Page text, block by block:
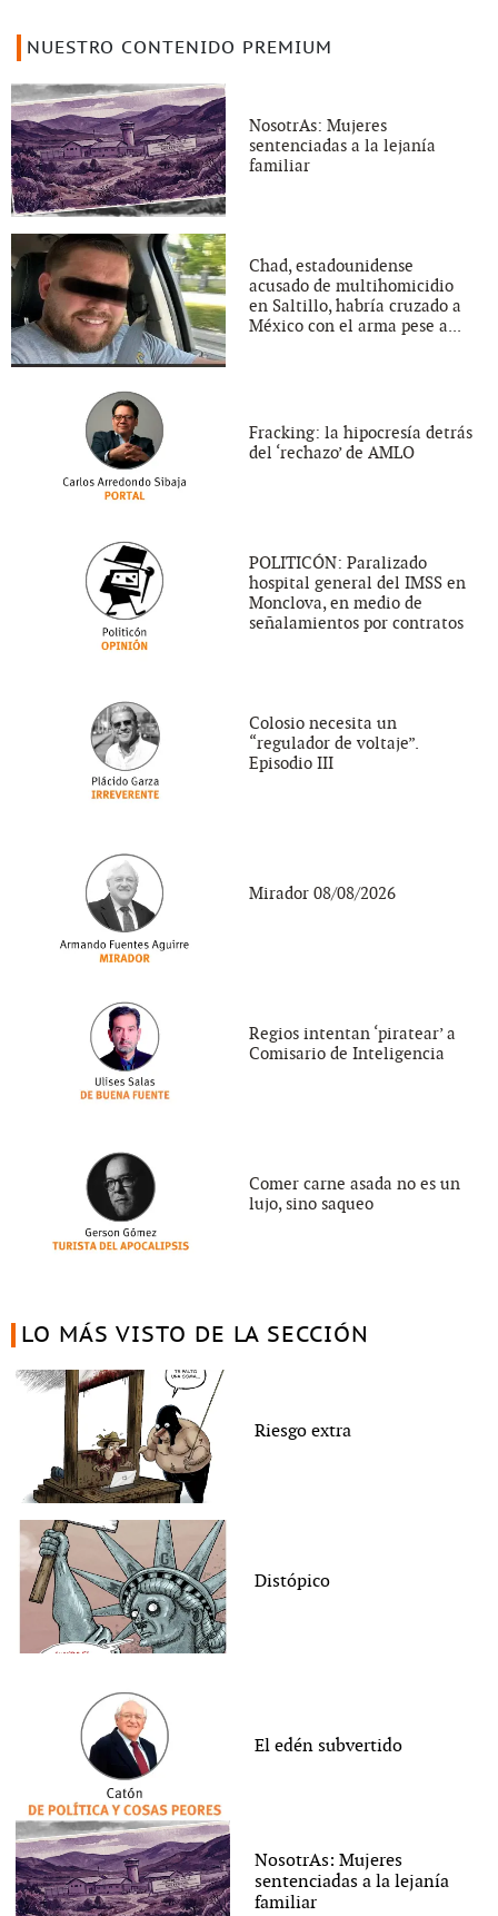
NUESTRO CONTENIDO PREMIUM
NosotrAs: Mujeres
sentenciadas a la lejanía
familiar
Chad, estadounidense
acusado de multihomicidio
en Saltillo, habría cruzado a
México con el arma pese a...
Fracking: la hipocresía detrás
del ‘rechazo’ de AMLO
POLITICÓN: Paralizado
hospital general del IMSS en
Monclova, en medio de
señalamientos por contratos
Colosio necesita un
“regulador de voltaje”.
Episodio III
Mirador 08/08/2026
Regios intentan ‘piratear’ a
Comisario de Inteligencia
Comer carne asada no es un
lujo, sino saqueo
LO MÁS VISTO DE LA SECCIÓN
Riesgo extra
Distópico
El edén subvertido
NosotrAs: Mujeres
sentenciadas a la lejanía
familiar